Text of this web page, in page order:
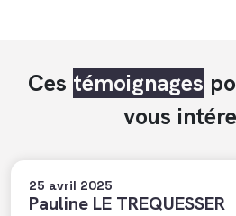
Ces témoignages
vous
25 avril 2025
Pauline LE TREQUESSER